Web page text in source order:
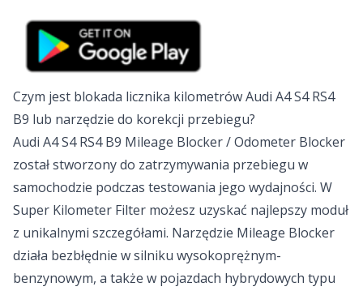
Czym jest blokada licznika kilometrów Audi A4 S4 RS4
B9 lub narzędzie do korekcji przebiegu?
Audi A4 S4 RS4 B9 Mileage Blocker / Odometer Blocker
został stworzony do zatrzymywania przebiegu w
samochodzie podczas testowania jego wydajności. W
Super Kilometer Filter możesz uzyskać najlepszy moduł
z unikalnymi szczegółami. Narzędzie Mileage Blocker
działa bezbłędnie w silniku wysokoprężnym-
benzynowym, a także w pojazdach hybrydowych typu